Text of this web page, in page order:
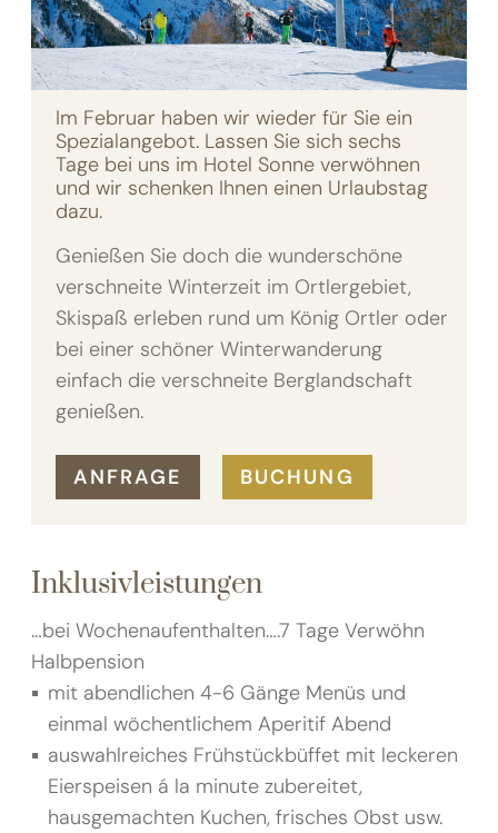
Im Februar haben wir wieder für Sie ein
Spezialangebot. Lassen Sie sich sechs
Tage bei uns im Hotel Sonne verwöhnen
und wir schenken Ihnen einen Urlaubstag
dazu.
Genießen Sie doch die wunderschöne
verschneite Winterzeit im Ortlergebiet,
Skispaß erleben rund um König Ortler oder
bei einer schöner Winterwanderung
einfach die verschneite Berglandschaft
genießen.
ANFRAGE BUCHUNG
Inklusivleistungen
…bei Wochenaufenthalten….7 Tage Verwöhn
Halbpension
mit abendlichen 4-6 Gänge Menüs und
einmal wöchentlichem Aperitif Abend
auswahlreiches Frühstückbüffet mit leckeren
Eierspeisen á la minute zubereitet,
hausgemachten Kuchen, frisches Obst usw.